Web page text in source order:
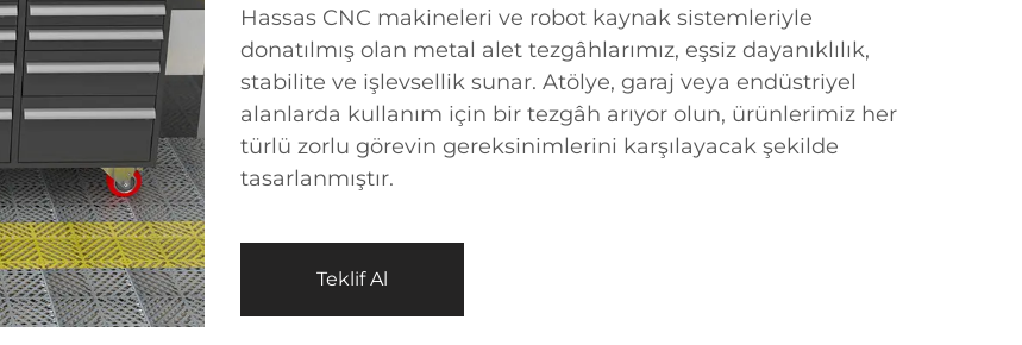
Hassas CNC makineleri ve robot kaynak sistemleriyle
donatılmış olan metal alet tezgâhlarımız, eşsiz dayanıklılık,
stabilite ve işlevsellik sunar. Atölye, garaj veya endüstriyel
alanlarda kullanım için bir tezgâh arıyor olun, ürünlerimiz her
türlü zorlu görevin gereksinimlerini karşılayacak şekilde
tasarlanmıştır.
Teklif Al